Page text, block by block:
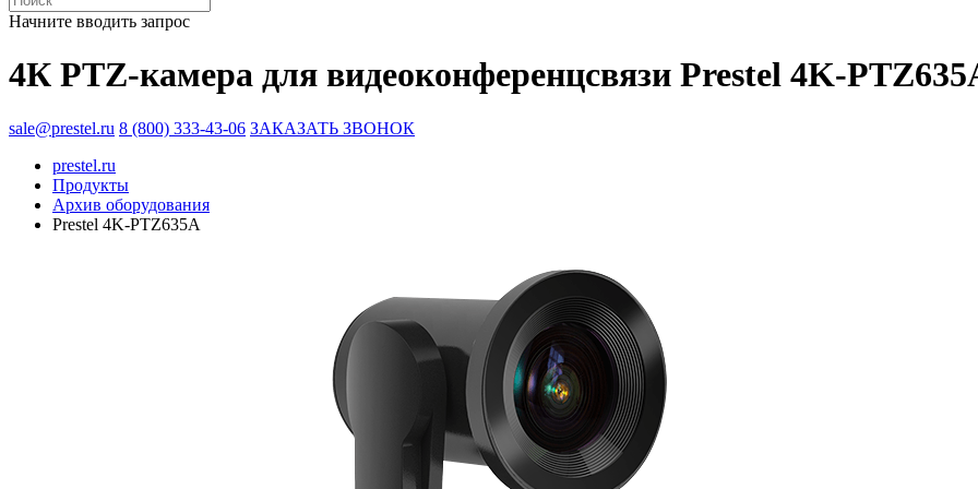
Начните вводить запрос
4К PTZ-камера для видеоконференцсвязи Prestel 4K-
sale@prestel.ru 8 (800) 333-43-06 ЗАКАЗАТЬ ЗВОНОК
prestel.ru
Продукты
Архив оборудования
Prestel 4K-PTZ635A